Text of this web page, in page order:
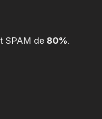
SPAM de 80%.